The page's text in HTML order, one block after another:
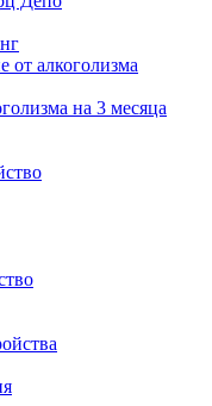
от алкоголизма
на 3 месяца